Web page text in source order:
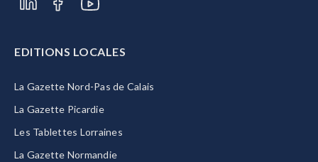
EDITIONS LOCALES
La Gazette Nord-Pas de Calais
La Gazette Picardie
Les Tablettes Lorraines
La Gazette Normandie